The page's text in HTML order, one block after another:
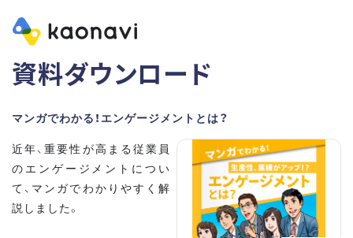
資料ダウンロード
マンガでわかる！エンゲージメントとは？
近年、重要性が高まる従業員
のエンゲージメントについ
て、マンガでわかりやすく解
説しました。